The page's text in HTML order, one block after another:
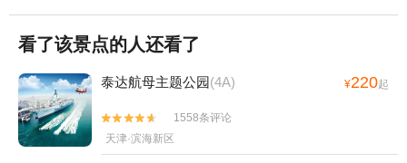
看了该景点的人还看了
泰达航母主题公园(4A) ¥220起


1558条评论
天津·滨海新区